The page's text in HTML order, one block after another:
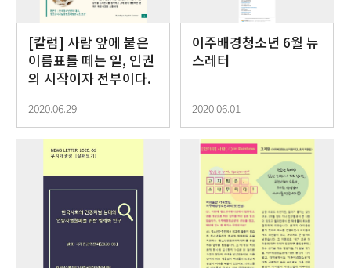
[칼럼] 사람 앞에 붙은
이름표를 떼는 일, 인권
의 시작이자 전부이다.
2020.06.29
이주배경청소년 6월 뉴
스레터
2020.06.01